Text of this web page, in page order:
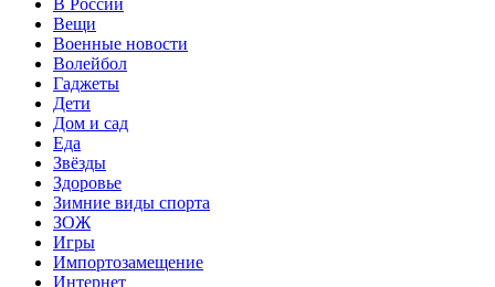
Вещи
Военные новости
Волейбол
Гаджеты
Дети
Дом и сад
Еда
Звёзды
Здоровье
Зимние виды спорта
ЗОЖ
Игры
Импортозамещение
Интернет